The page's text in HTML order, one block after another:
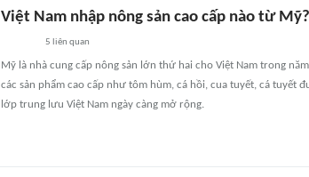
Việt Nam nhập nông sản cao cấp nào từ Mỹ?
5 liên quan
Mỹ là nhà cung cấp nông sản lớn thứ hai cho Việt Nam trong
các sản phẩm cao cấp như tôm hùm, cá hồi, cua tuyết, cá tuyết
lớp trung lưu Việt Nam ngày càng mở rộng.